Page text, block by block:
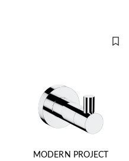
MODERN PROJECT